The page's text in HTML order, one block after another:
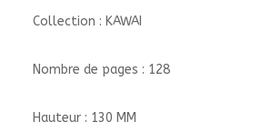
Collection : KAWAI
Nombre de pages : 128
Hauteur : 130 MM